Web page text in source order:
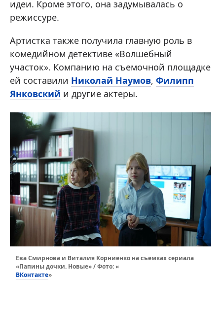
идеи. Кроме этого, она задумывалась о
режиссуре.
Артистка также получила главную роль в
комедийном детективе «Волшебный
участок». Компанию на съемочной площадке
ей составили Николай Наумов, Филипп
Янковский и другие актеры.
Ева Смирнова и Виталия Корниенко на съемках сериала
«Папины дочки. Новые» / Фото: «
ВКонтакте»